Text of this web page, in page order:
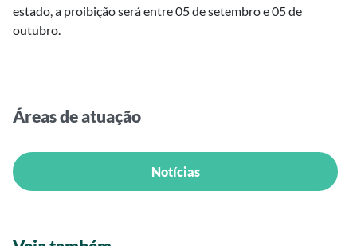
estado, a proibição será entre 05 de setembro e 05 de
outubro.
Áreas de atuação
Notícias